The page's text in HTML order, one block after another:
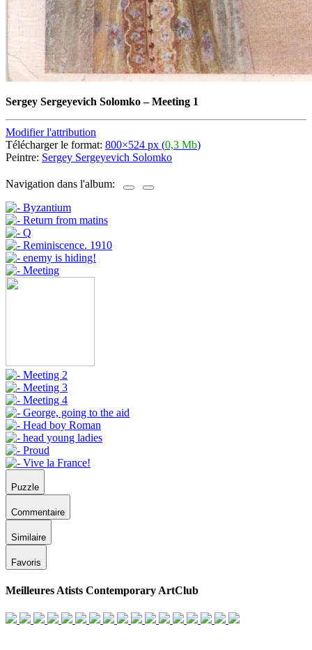
Sergey Sergeyevich Solomko–Meeting 1
Modifier l'attribution
Télécharger le format: 800×524 px (0,3 Mb)
Peintre: Sergey Sergeyevich Solomko
Navigation dans l'album:
Puzzle
Commentaire
Similaire
Favoris
Meilleures Atists Contemporary ArtClub